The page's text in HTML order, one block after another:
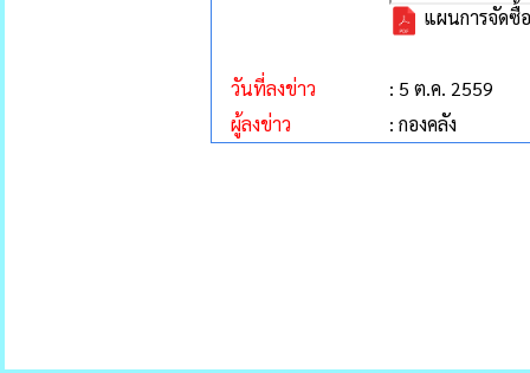
แผนการจัดซื้
วันที่ลงข่าว
: 5 ต.ค. 2559
ผู้ลงข่าว
: กองคลัง